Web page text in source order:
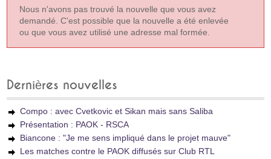
Nous n'avons pas trouvé la nouvelle que vous avez
demandé. C'est possible que la nouvelle a été enlevée
ou que vous avez utilisé une adresse mal formée.
Dernières nouvelles
Compo : avec Cvetkovic et Sikan mais sans Saliba
Présentation : PAOK - RSCA
Biancone : "Je me sens impliqué dans le projet mauve"
Les matches contre le PAOK diffusés sur Club RTL